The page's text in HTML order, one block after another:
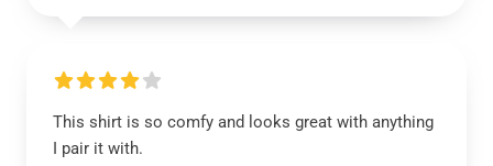
This shirt is so comfy and looks great with anything
I pair it with.